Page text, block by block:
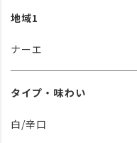
地域1
ナーエ
タイプ・味わい
白/辛口